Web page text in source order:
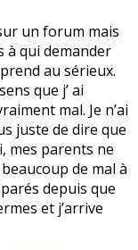
un forum mais
à qui demander
au sérieux.
que j’ ai
mal. Je n’ai
juste de dire que
mes parents ne
de mal à
depuis que
et j’arrive